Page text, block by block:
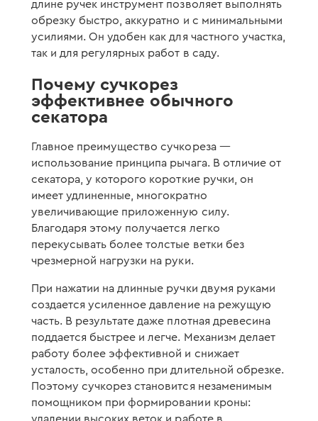
длине ручек инструмент позволяет выполнять
обрезку быстро, аккуратно и с минимальными
усилиями. Он удобен как для частного участка,
так и для регулярных работ в саду.
Почему сучкорез
эффективнее обычного
секатора
Главное преимущество сучкореза —
использование принципа рычага. В отличие от
секатора, у которого короткие ручки, он
имеет удлиненные, многократно
увеличивающие приложенную силу.
Благодаря этому получается легко
перекусывать более толстые ветки без
чрезмерной нагрузки на руки.
При нажатии на длинные ручки двумя руками
создается усиленное давление на режущую
часть. В результате даже плотная древесина
поддается быстрее и легче. Механизм делает
работу более эффективной и снижает
усталость, особенно при длительной обрезке.
Поэтому сучкорез становится незаменимым
помощником при формировании кроны: